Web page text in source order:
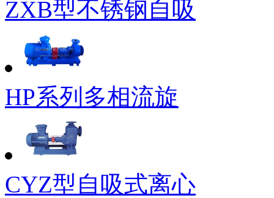
ZXB型不锈钢自吸
HP系列多相流旋
CYZ型自吸式离心